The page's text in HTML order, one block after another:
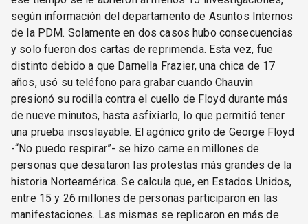
según información del departamento de Asuntos Internos
de la PDM. Solamente en dos casos hubo consecuencias
y solo fueron dos cartas de reprimenda. Esta vez, fue
distinto debido a que Darnella Frazier, una chica de 17
años, usó su teléfono para grabar cuando Chauvin
presionó su rodilla contra el cuello de Floyd durante más
de nueve minutos, hasta asfixiarlo, lo que permitió tener
una prueba insoslayable. El agónico grito de George Floyd
-“No puedo respirar”- se hizo carne en millones de
personas que desataron las protestas más grandes de la
historia Norteamérica. Se calcula que, en Estados Unidos,
entre 15 y 26 millones de personas participaron en las
manifestaciones. Las mismas se replicaron en más de